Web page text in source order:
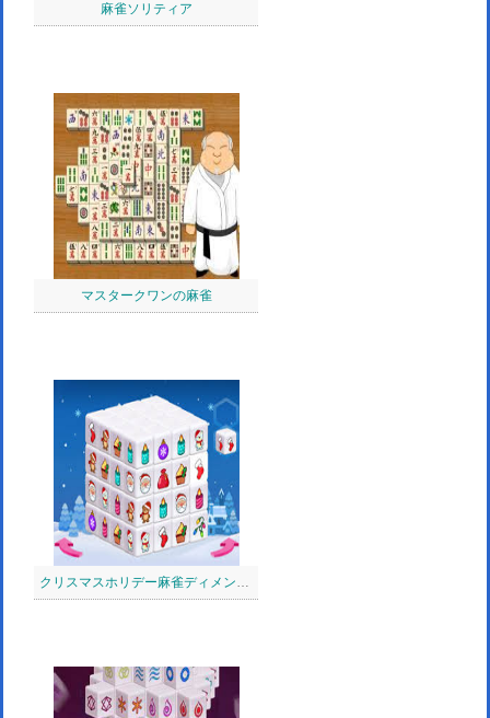
麻雀ソリティア
マスタークワンの麻雀
クリスマスホリデー麻雀ディメンション